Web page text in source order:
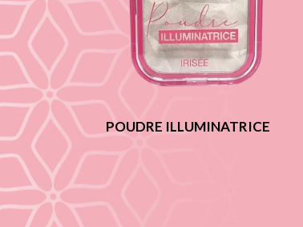
POUDRE ILLUMINATRICE